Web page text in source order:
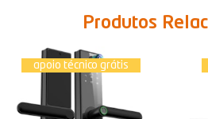
Produtos
apoio técnico grátis